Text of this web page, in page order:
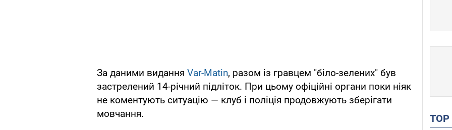
За даними видання Var-Matin, разом із гравцем "біло-зелених" був
застрелений 14-річний підліток. При цьому офіційні органи поки ніяк
не коментують ситуацію — клуб і поліція продовжують зберігати
мовчання.